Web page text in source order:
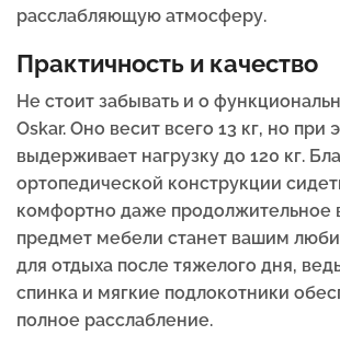
расслабляющую атмосферу.
Практичность и качество
Не стоит забывать и о
Oskar. Оно весит всего 13 кг, но при
выдерживает нагрузку до 120 кг.
ортопедической конструкции
комфортно даже продолжительное
предмет мебели станет вашим
для отдыха после тяжелого дня,
спинка и мягкие подлокотники
полное расслабление.